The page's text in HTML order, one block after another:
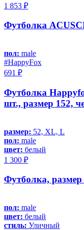
1 853 ₽
Футболка
пол: male
#HappyFox
691 ₽
Футболка
шт., размер 152,
размер: 52, XL, L
пол: male
цвет: белый
1 300 ₽
Футболка,
пол: male
цвет: белый
стиль: Уличный